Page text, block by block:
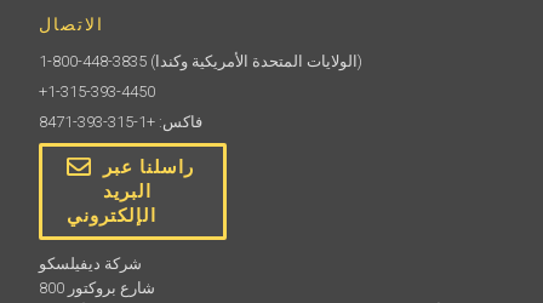
الاتصال
1-800-448-3835
(الولايات المتحدة الأمريكية وكندا)
+1-315-393-4450
فاكس: +1-315-393-8471
راسلنا عبر
البريد
الإلكتروني
شركة ديفيلسكو
800 شارع بروكتور